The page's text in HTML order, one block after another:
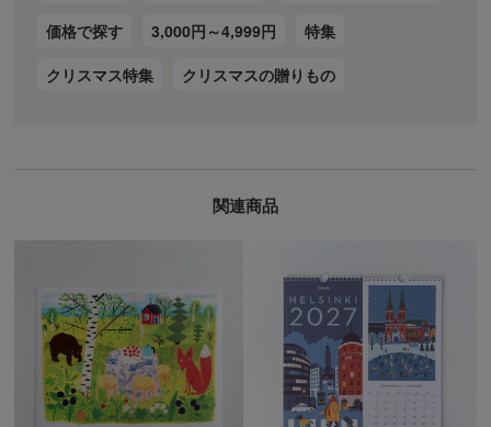
価格で探す
3,000円～4,999円
特集
クリスマス特集
クリスマスの贈りもの
関連商品